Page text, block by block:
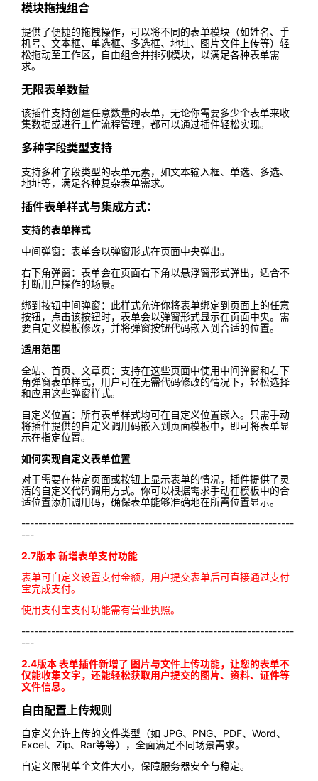
模块拖拽组合
提供了便捷的拖拽操作，可以将不同的表单模块（如姓名、手
机号、文本框、单选框、多选框、地址、图片文件上传等）轻
松拖动至工作区，自由组合并排列模块，以满足各种表单需
求。
无限表单数量
该插件支持创建任意数量的表单，无论你需要多少个表单来收
集数据或进行工作流程管理，都可以通过插件轻松实现。
多种字段类型支持
支持多种字段类型的表单元素，如文本输入框、单选、多选、
地址等，满足各种复杂表单需求。
插件表单样式与集成方式：
支持的表单样式
中间弹窗：表单会以弹窗形式在页面中央弹出。
右下角弹窗：表单会在页面右下角以悬浮窗形式弹出，适合不
打断用户操作的场景。
绑到按钮中间弹窗：此样式允许你将表单绑定到页面上的任意
按钮，点击该按钮时，表单会以弹窗形式显示在页面中央。需
要自定义模板修改，并将弹窗按钮代码嵌入到合适的位置。
适用范围
全站、首页、文章页：支持在这些页面中使用中间弹窗和右下
角弹窗表单样式，用户可在无需代码修改的情况下，轻松选择
和应用这些弹窗样式。
自定义位置：所有表单样式均可在自定义位置嵌入。只需手动
将插件提供的自定义调用码嵌入到页面模板中，即可将表单显
示在指定位置。
如何实现自定义表单位置
对于需要在特定页面或按钮上显示表单的情况，插件提供了灵
活的自定义代码调用方式。你可以根据需求手动在模板中的合
适位置添加调用码，确保表单能够准确地在所需位置显示。
----------------------------------------------------------------
---
2.7版本 新增表单支付功能
表单可自定义设置支付金额，用户提交表单后可直接通过支付
宝完成支付。
使用支付宝支付功能需有营业执照。
----------------------------------------------------------------
---
2.4版本 表单插件新增了 图片与文件上传功能，让您的表单不
仅能收集文字，还能轻松获取用户提交的图片、资料、证件等
文件信息。
自由配置上传规则
自定义允许上传的文件类型（如 JPG、PNG、PDF、Word、
Excel、Zip、Rar等等），全面满足不同场景需求。
自定义限制单个文件大小，保障服务器安全与稳定。